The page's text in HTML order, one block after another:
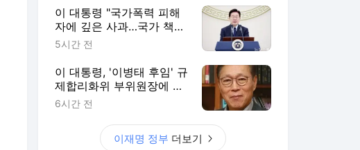
이 대통령 "국가폭력 피해
자에 깊은 사과…국가 책임
에 유효기간 없어"(종합)
5시간 전
이 대통령, '이병태 후임' 규
제합리화위 부위원장에 김
태유 서울대 교수 위촉
6시간 전
이재명 정부 더보기